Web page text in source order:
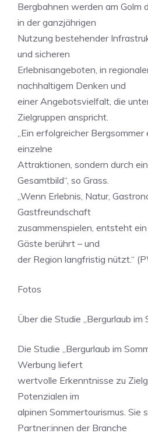
Bergbahnen werden am Golm
in der ganzjährigen
Nutzung bestehender
und sicheren
Erlebnisangeboten, in
nachhaltigem Denken und
einer Angebotsvielfalt, die
Zielgruppen anspricht.
„Ein erfolgreicher
einzelne
Attraktionen, sondern durch
Gesamtbild“, so Grass.
„Wenn Erlebnis, Natur,
Gastfreundschaft
zusammenspielen, entsteht
Gäste berührt – und
der Region langfristig nützt.“
Fotos
Über die Studie „Bergurlaub im
Die Studie „Bergurlaub im
Werbung liefert
wertvolle Erkenntnisse zu
Potenzialen im
alpinen Sommertourismus. Sie
Partner:innen der Branche